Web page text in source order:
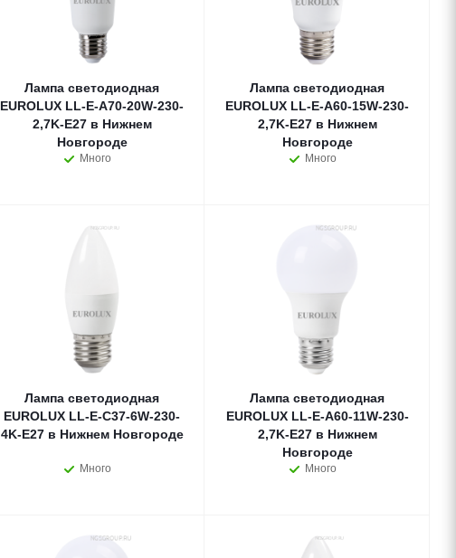
Лампа светодиодная
EUROLUX LL-E-A70-20W-230-
2,7K-E27 в Нижнем
Новгороде
Много
Лампа светодиодная
EUROLUX LL-E-A60-15W-230-
2,7K-E27 в Нижнем
Новгороде
Много
Лампа светодиодная
EUROLUX LL-E-C37-6W-230-
4K-E27 в Нижнем Новгороде
Много
Лампа светодиодная
EUROLUX LL-E-A60-11W-230-
2,7K-E27 в Нижнем
Новгороде
Много